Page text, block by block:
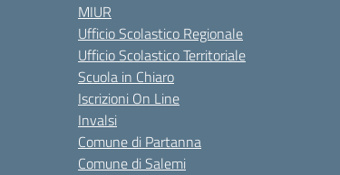
MIUR
Ufficio Scolastico Regionale
Ufficio Scolastico Territoriale
Scuola in Chiaro
Iscrizioni On Line
Invalsi
Comune di Partanna
Comune di Salemi